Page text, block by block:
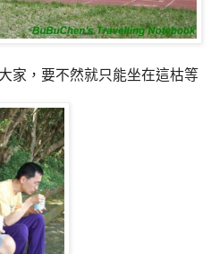
家，要不然就只能坐在這枯等